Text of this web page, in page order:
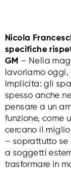
Nicola
specifiche
GM – Nella
lavoriamo
implicita: gli
spesso anche
pensare a un
funzione, come
cercano il
– soprattutto se
a soggetti
trasformare in